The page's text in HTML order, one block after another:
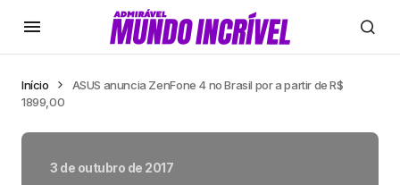
Início
ASUS anuncia ZenFone 4 no Brasil por a partir de R$
1899,00
3 de outubro de 2017